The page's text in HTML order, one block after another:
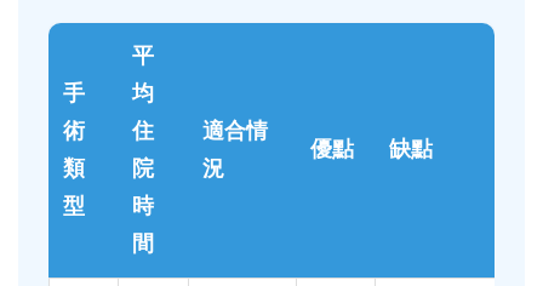
手
術
類
型
平
均
住
院
時
間
適合情
況
優點 缺點